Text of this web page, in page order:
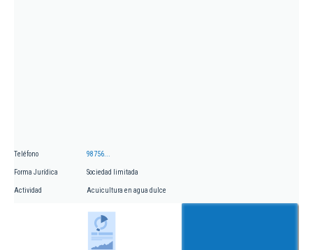
Teléfono 98756...
Forma Jurídica Sociedad limitada
Actividad Acuicultura en agua dulce